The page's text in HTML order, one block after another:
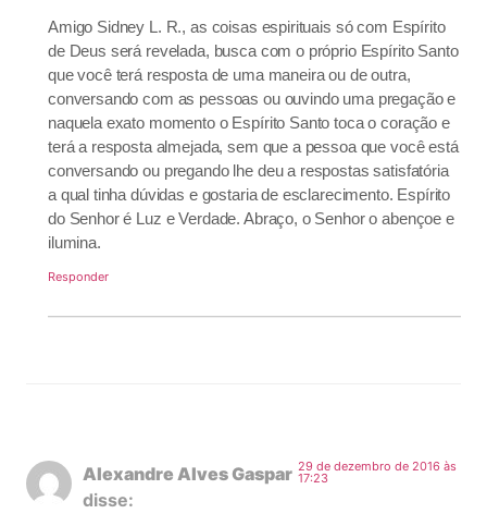
Amigo Sidney L. R., as coisas espirituais só com Espírito
de Deus será revelada, busca com o próprio Espírito Santo
que você terá resposta de uma maneira ou de outra,
conversando com as pessoas ou ouvindo uma pregação e
naquela exato momento o Espírito Santo toca o coração e
terá a resposta almejada, sem que a pessoa que você está
conversando ou pregando lhe deu a respostas satisfatória
a qual tinha dúvidas e gostaria de esclarecimento. Espírito
do Senhor é Luz e Verdade. Abraço, o Senhor o abençoe e
ilumina.
Responder
Alexandre Alves Gaspar
disse:
29 de dezembro de 2016 às
17:23